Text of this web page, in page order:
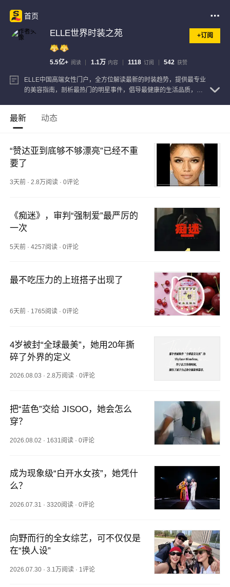
首页
ELLE世界时装之苑 +订阅
5.5亿+ 阅读 1.1万 内容 1118 订阅 542 获赞
ELLE中国高端女性门户，全方位解读最新的时装趋势，提供最专业
的美容指南，剖析最热门的明星事件，倡导最健康的生活品质，分
最新 动态
“赞达亚到底够不够漂亮”已经不重
要了
3天前 ·2.8万阅读 ·0评论
《痴迷》，审判“强制爱”最严厉的
一次
5天前 ·4257阅读 ·0评论
最不吃压力的上班搭子出现了
6天前 · 1765阅读 ·0评论
4岁被封“全球最美”，她用20年撕
碎了外界的定义
2026.08.03 ·2.8万阅读 ·0评论
把“蓝色”交给 JISOO，她会怎么
穿？
2026.08.02 · 1631阅读 ·0评论
成为现象级“白开水女孩”，她凭什
么？
2026.07.31 ·3320阅读 ·0评论
向野而行的全女综艺，可不仅仅是
在“换人设”
2026.07.30 ·3.1万阅读 · 1评论